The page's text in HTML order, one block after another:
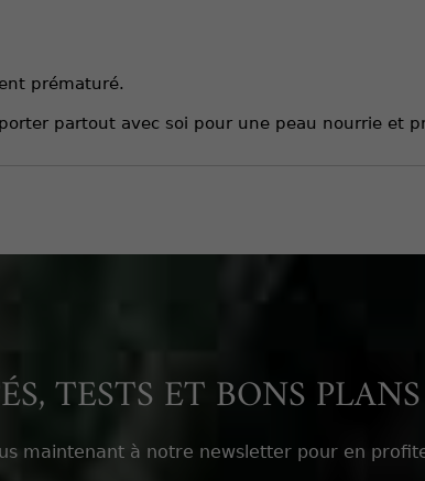
prématuré.
partout avec soi pour une peau nourrie et
TESTS ET BONS
maintenant à notre newsletter pour en